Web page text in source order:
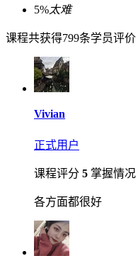
5%太难
课程共获得799条学员评价
Vivian
正式用户
课程评分 5 掌握情况
各方面都很好